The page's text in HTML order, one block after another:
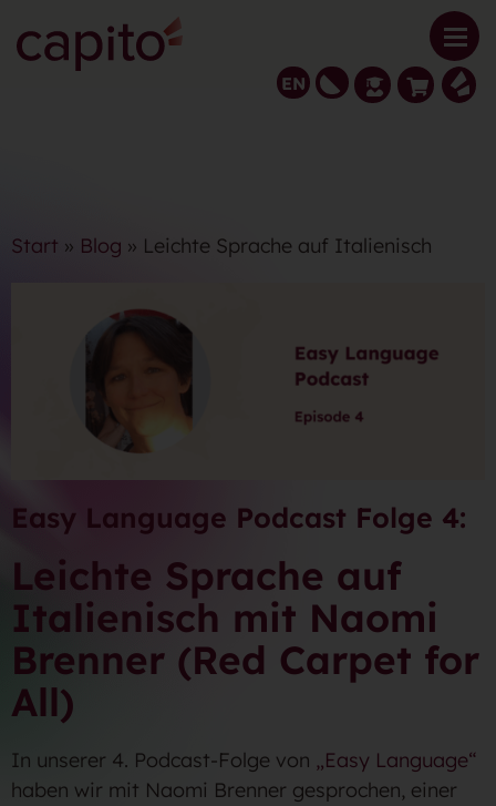
EN
Start » Blog » Leichte Sprache auf Italienisch
Easy Language Podcast Folge 4:
Leichte Sprache auf
Italienisch mit Naomi
Brenner (Red Carpet for
All)
In unserer 4. Podcast-Folge von „Easy Language“
haben wir mit Naomi Brenner gesprochen, einer